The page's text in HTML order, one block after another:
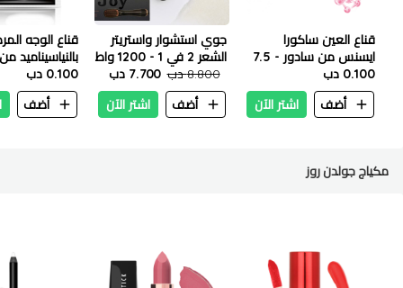
قناع العين ساكورا
ايسنس من سادور - 7.5
جم
0.100 دب
أضف
اشتر الآن
جوي استشوار واستريتر
الشعر 2 في 1 - 1200 واط
8.800 دب
7.700 دب
أضف
اشتر الآن
قناع الوجه
بالنياسيناميد
25 مل
0.100 دب
أضف
مكياج جولدن روز